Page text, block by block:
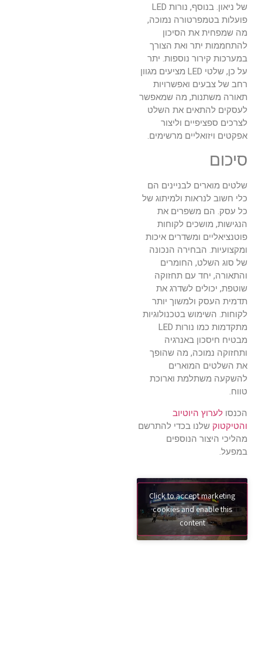
של ניאון. בנוסף, נורות LED
פועלות בטמפרטורה נמוכה,
מה שמפחית את הסיכון
להתחממות יתר ואת הצורך
במערכות קירור נוספות. יתר
על כן, שלטי LED מציעים מגוון
רחב של צבעים ואפשרויות
תאורה משתנות, מה שמאפשר
לעסקים להתאים את השלט
לצרכים ספציפיים וליצור
אפקטים ויזואליים מרשימים.
סיכום
שלטים מוארים לבניינים הם
כלי חשוב לנראות ולמיתוג של
כל עסק. הם משפרים את
הנגישות, מושכים לקוחות
פוטנציאליים ומשדרים איכות
ומקצועיות. הבחירה הנכונה
של סוג השלט, החומרים
והתאורה, יחד עם תחזוקה
שוטפת, יכולים לשדרג את
תדמית העסק ולמשוך יותר
לקוחות. השימוש בטכנולוגיות
מתקדמות כמו נורות LED
מבטיח חיסכון באנרגיה
ותחזוקה נמוכה, מה שהופך
את השלטים המוארים
להשקעה משתלמת וארוכת
טווח.
הכנסו לערוץ היוטיוב
והטיקטוק שלנו בכדי להתרשם
מהליכי היצור הנוספים
במפעל.
Click to accept marketing
cookies and enable this
content